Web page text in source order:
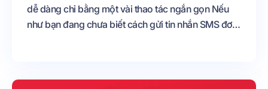
dễ dàng chỉ bằng một vài thao tác ngắn gọn Nếu
như bạn đang chưa biết cách gửi tin nhắn SMS đơn